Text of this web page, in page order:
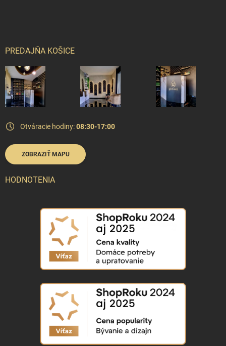
PREDAJŇA KOŠICE
Otváracie hodiny:08:30-17:00
ZOBRAZIŤ MAPU
HODNOTENIA